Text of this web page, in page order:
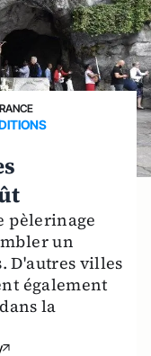
pèlerinage
un
D'autres villes
également
la